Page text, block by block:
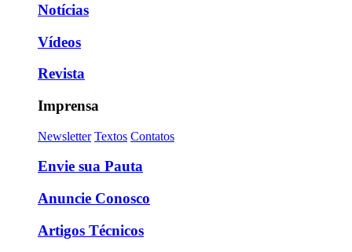
Notícias
Vídeos
Revista
Imprensa
Newsletter Textos Contatos
Envie sua Pauta
Anuncie Conosco
Artigos Técnicos